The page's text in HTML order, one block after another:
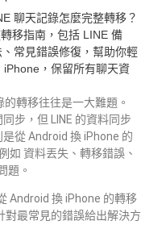
聊天記錄怎麼完整轉移？
移指南，包括 LINE 備
常見錯誤修復，幫助你輕
，保留所有聊天資
轉移往往是一大難題。
步，但 LINE 的資料同步
從 Android 換 iPhone 的
資料丟失、轉移錯誤、
題。
Android 換 iPhone 的轉移
對最常見的錯誤給出解決方